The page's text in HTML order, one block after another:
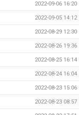
2022-09-06 16:20
2022-09-05 14:12
2022-08-29 12:30
2022-08-26 19:36
2022-08-25 16:14
2022-08-24 16:04
2022-08-23 15:06
2022-08-23 08:57